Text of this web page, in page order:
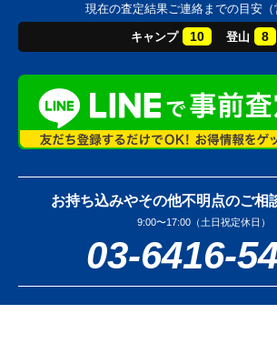
現在の査定結果ご連絡までの目安（
キャンプ 10 登山 8
お持ち込みやその他不明点のご相
9:00〜17:00（土日祝定休日）
03-6416-